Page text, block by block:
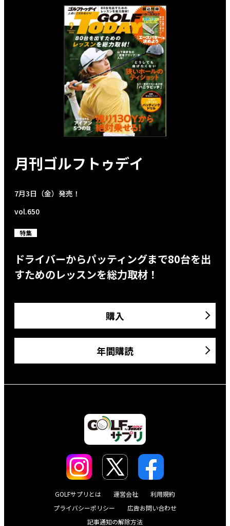
月刊ゴルフトゥデイ
7月3日（金）発売！
vol.650
特集
ドライバーからパッティングまで80台を出
すためのレッスンを総力取材！
購入
年間購読
GOLFサプリとは 運営会社
利用規約
プライバシーポリシー
広告お問い合わせ
記事通知の解除方法